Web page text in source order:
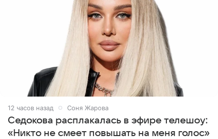
12 часов назад Соня Жарова
Седокова расплакалась в эфире телешоу:
«Никто не смеет повышать на меня голос»